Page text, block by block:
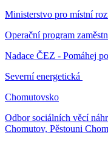
Ministerstvo pro místní
Operační program
Nadace ČEZ - Pomáhej
Severní energetická
Chomutovsko
Odbor sociálních věcí
Chomutov, Pěstouni